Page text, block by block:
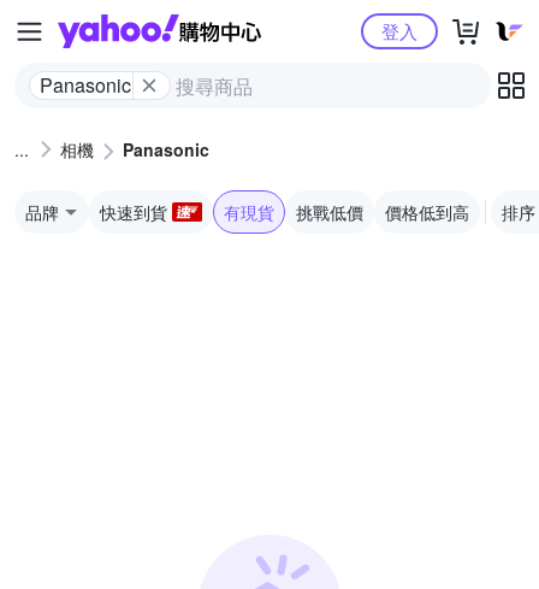
Yahoo購物中心
Panasonic
登入
相機 Panasonic
品牌 快速到貨 有現貨 挑戰低價 價格低到高 排序